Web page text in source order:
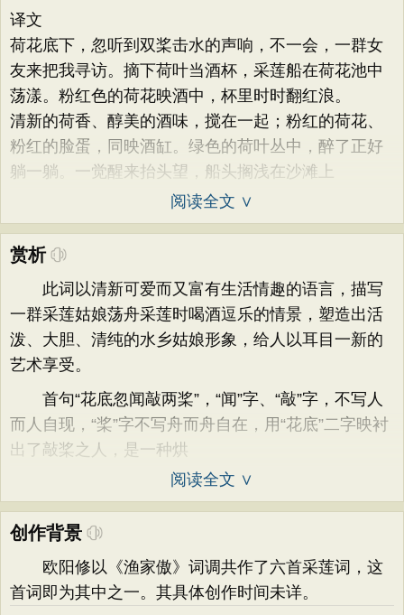
译文
荷花底下，忽听到双桨击水的声响，不一会，一群女
友来把我寻访。摘下荷叶当酒杯，采莲船在荷花池中
荡漾。粉红色的荷花映酒中，杯里时时翻红浪。
清新的荷香、醇美的酒味，搅在一起；粉红的荷花、
粉红的脸蛋，同映酒缸。绿色的荷叶丛中，醉了正好
躺一躺。一觉醒来抬头望，船头搁浅在沙滩上
阅读全文 ∨
赏析
此词以清新可爱而又富有生活情趣的语言，描写
一群采莲姑娘荡舟采莲时喝酒逗乐的情景，塑造出活
泼、大胆、清纯的水乡姑娘形象，给人以耳目一新的
艺术享受。
首句“花底忽闻敲两桨”，“闻”字、“敲”字，不写人
而人自现，“桨”字不写舟而舟自在，用“花底”二字映衬
出了敲桨之人，是一种烘
阅读全文 ∨
创作背景
欧阳修以《渔家傲》词调共作了六首采莲词，这
首词即为其中之一。其具体创作时间未详。